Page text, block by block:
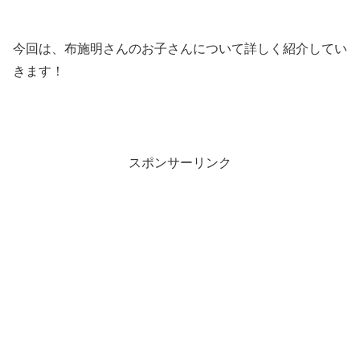
今回は、布施明さんのお子さんについて詳しく紹介してい
きます！
スポンサーリンク